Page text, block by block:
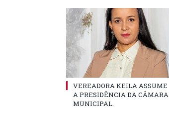
VEREADORA KEILA ASSUME
A PRESIDÊNCIA DA CÂMARA
MUNICIPAL.